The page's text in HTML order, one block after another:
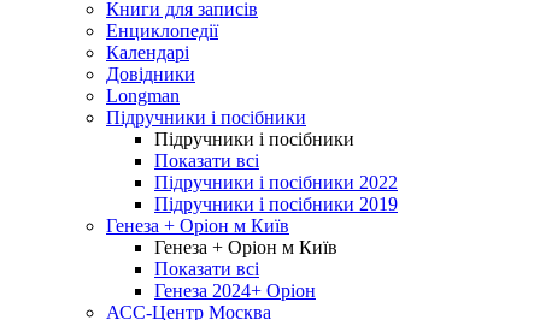
Книги для записів
Енциклопедії
Календарі
Довідники
Longman
Підручники і посібники
Підручники і посібники
Показати всі
Підручники і посібники 2022
Підручники і посібники 2019
Генеза + Оріон м Київ
Генеза + Оріон м Київ
Показати всі
Генеза 2024+ Оріон
АСС-Центр Москва